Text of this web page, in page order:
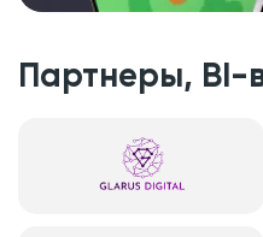
Партнеры, BI-